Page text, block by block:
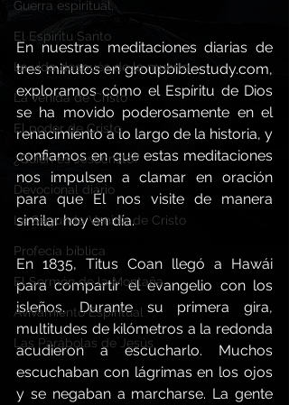
Guerra espiritual,
El Espíritu Santo
La vida después de la muerte
La venida de Cristo
El poder de Cristo
¿Quién es Jesucristo?
Devocional diario
La Segunda Venida de Cristo
Profecía bíblica
El Sermón de la Montaña
Avivamiento Espiritual
Las Parábolas de Jesús
En nuestras meditaciones diarias de
tres minutos en groupbiblestudy.com,
exploramos cómo el Espíritu de Dios
se ha movido poderosamente en el
renacimiento a lo largo de la historia, y
confiamos en que estas meditaciones
nos impulsen a clamar en oración
para que Él nos visite de manera
similar hoy en día.
En 1835, Titus Coan llegó a Hawái
para compartir el evangelio con los
isleños. Durante su primera gira,
multitudes de kilómetros a la redonda
acudieron a escucharlo. Muchos
escuchaban con lágrimas en los ojos
y se negaban a marcharse. La gente